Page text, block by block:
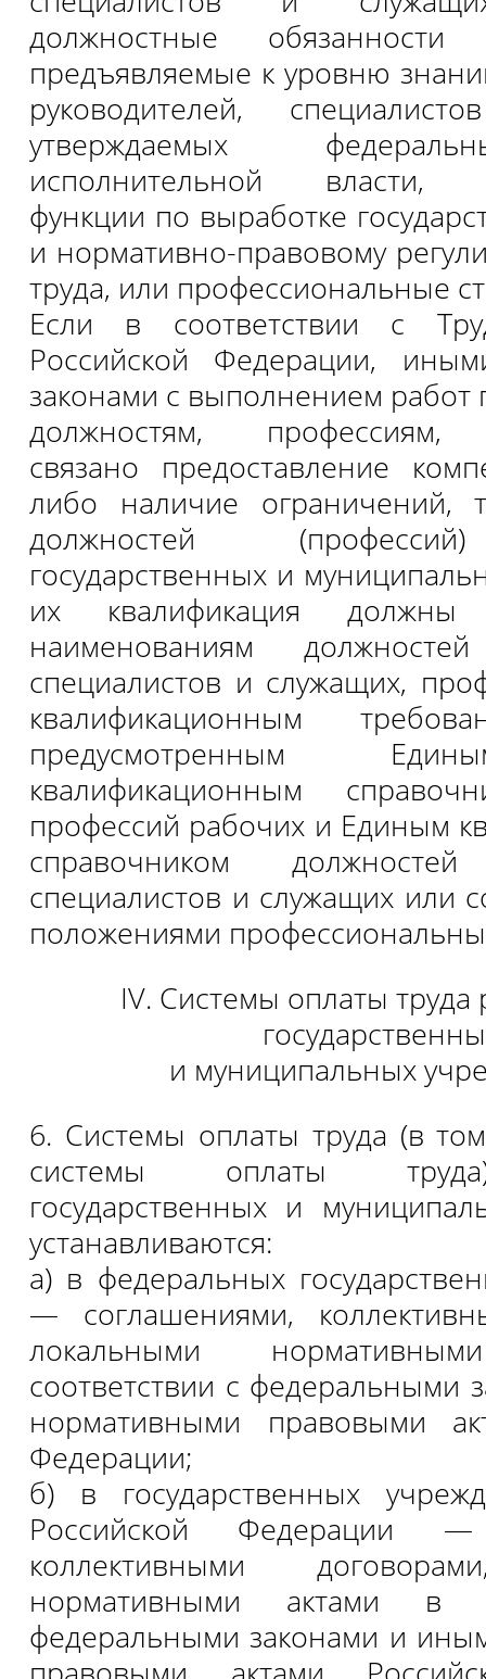
должностные
предъявляемые к уровню
руководителей,
утверждаемых
исполнительной власти,
функции по выработке
и нормативно-правовому
труда, или профессиональные
Если в соответствии с
Российской Федерации,
законами с выполнением
должностям, профессиям,
связано предоставление
либо наличие ограничений,
должностей
государственных и
их квалификация должны
наименованиям должностей
специалистов и служащих,
квалификационным
предусмотренным
квалификационным
профессий рабочих и Единым
справочником должностей
специалистов и служащих или
положениями
IV. Системы оплаты труда
и муниципальных
6. Системы оплаты труда (в
системы оплаты
государственных и
устанавливаются:
а) в федеральных
— соглашениями,
локальными
соответствии с федеральными
нормативными правовыми
Федерации;
б) в государственных
Российской Федерации —
коллективными
нормативными актами в
федеральными законами и